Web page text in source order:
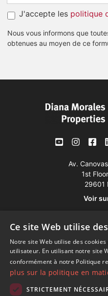
J'accepte les politique
Nous vous informons que
obtenues au moyen de ce
Av.
1st
29601
Voir
Tél:+34
Mob:+34
Whatsapp:
Ce site Web utilise
Notre site Web utilise des
utilisateur. En utilisant notre site
conformément à notre Politique
plus sur la politique en
STRICTEMENT